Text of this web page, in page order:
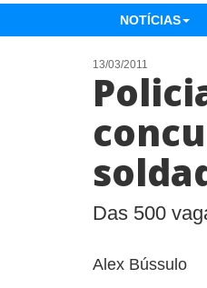
NOTÍCIAS
13/03/2011
Das 500
Alex Bússulo